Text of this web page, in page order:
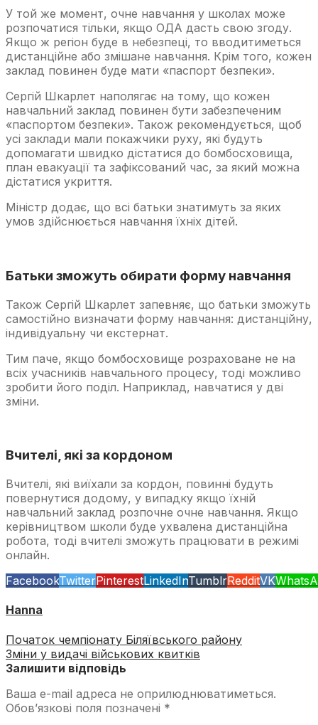
У той же момент, очне навчання у школах може
розпочатися тільки, якщо ОДА дасть свою згоду.
Якщо ж регіон буде в небезпеці, то вводитиметься
дистанційне або змішане навчання. Крім того, кожен
заклад повинен буде мати «паспорт безпеки».
Сергій Шкарлет наполягає на тому, що кожен
навчальний заклад повинен бути забезпеченим
«паспортом безпеки». Також рекомендується, щоб
усі заклади мали покажчики руху, які будуть
допомагати швидко дістатися до бомбосховища,
план евакуації та зафіксований час, за який можна
дістатися укриття.
Міністр додає, що всі батьки знатимуть за яких
умов здійснюється навчання їхніх дітей.
Батьки зможуть обирати форму навчання
Також Сергій Шкарлет запевняє, що батьки зможуть
самостійно визначати форму навчання: дистанційну,
індивідуальну чи екстернат.
Тим паче, якщо бомбосховище розраховане не на
всіх учасників навчального процесу, тоді можливо
зробити його поділ. Наприклад, навчатися у дві
зміни.
Вчителі, які за кордоном
Вчителі, які виїхали за кордон, повинні будуть
повернутися додому, у випадку якщо їхній
навчальний заклад розпочне очне навчання. Якщо
керівництвом школи буде ухвалена дистанційна
робота, тоді вчителі зможуть працювати в режимі
онлайн.
FacebookTwitterPinterestLinkedInTumblrRedditVK
Hanna
Початок чемпіонату Біляївського району
Зміни у видачі військових квитків
Залишити відповідь
Ваша e-mail адреса не оприлюднюватиметься.
Обов’язкові поля позначені *